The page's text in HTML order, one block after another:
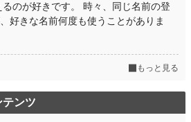
のが好きです。 時々、同じ名前の登
好きな名前何度も使うことがありま
もっと見る
ンツ